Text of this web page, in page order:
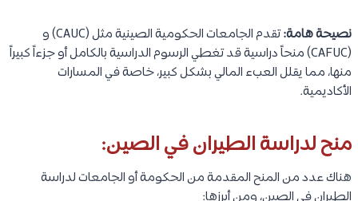
نصيحة هامة:
تقدم الجامعات الحكومية الصينية مثل (CAUC) و
(CAFUC) منحاً دراسية قد تغطي الرسوم الدراسية بالكامل أو جزءاً كبيراً
منها، مما يقلل العبء المالي بشكل كبير، خاصة في المسارات
الأكاديمية.
منح لدراسة الطيران في الصين:
هناك عدد من المنح المقدمة من الحكومة أو الجامعات لدراسة